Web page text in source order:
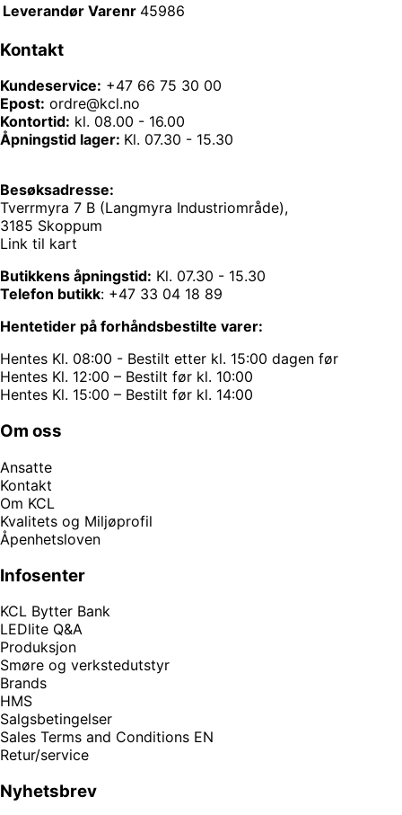
Leverandør Varenr 45986
Kontakt
Kundeservice: +47 66 75 30 00
Epost: ordre@kcl.no
Kontortid: kl. 08.00 - 16.00
Åpningstid lager: Kl. 07.30 - 15.30
Besøksadresse:
Tverrmyra 7 B (Langmyra Industriområde),
3185 Skoppum
Link til kart
Butikkens åpningstid: Kl. 07.30 - 15.30
Telefon butikk: +47 33 04 18 89
Hentetider på forhåndsbestilte varer:
Hentes Kl. 08:00 - Bestilt etter kl. 15:00 dagen før
Hentes Kl. 12:00 – Bestilt før kl. 10:00
Hentes Kl. 15:00 – Bestilt før kl. 14:00
Om oss
Ansatte
Kontakt
Om KCL
Kvalitets og Miljøprofil
Åpenhetsloven
Infosenter
KCL Bytter Bank
LEDlite Q&A
Produksjon
Smøre og verkstedutstyr
Brands
HMS
Salgsbetingelser
Sales Terms and Conditions EN
Retur/service
Nyhetsbrev